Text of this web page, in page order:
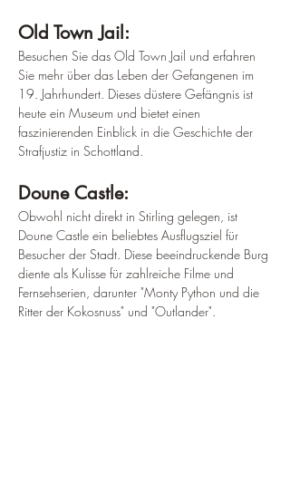
Old Town Jail:
Besuchen Sie das Old Town Jail und erfahren
Sie mehr über das Leben der Gefangenen im
19. Jahrhundert. Dieses düstere Gefängnis ist
heute ein Museum und bietet einen
faszinierenden Einblick in die Geschichte der
Strafjustiz in Schottland.
Doune Castle:
Obwohl nicht direkt in Stirling gelegen, ist
Doune Castle ein beliebtes Ausflugsziel für
Besucher der Stadt. Diese beeindruckende Burg
diente als Kulisse für zahlreiche Filme und
Fernsehserien, darunter "Monty Python und die
Ritter der Kokosnuss" und "Outlander".